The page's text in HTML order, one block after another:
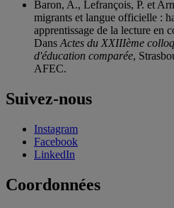
Baron, A., Lefrançois, P. et
migrants et langue officielle :
apprentissage de la lecture en
DansActes du XXIIIème
d'éducation comparée,
AFEC.
Suivez-nous
Instagram
Facebook
LinkedIn
Coordonnées